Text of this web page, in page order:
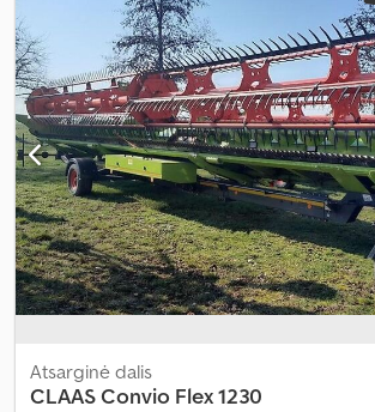
Sukurti atskirą skelbimą
Atsarginė dalis
CLAASConvio Flex 1230